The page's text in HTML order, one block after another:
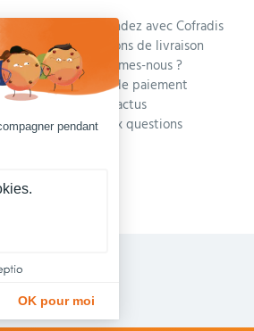
des
Commandez avec Cofradis
Conditions de livraison
Qui sommes-nous ?
Modes de paiement
Blog et actus
Foire aux questions
sécurisés 7 J/7